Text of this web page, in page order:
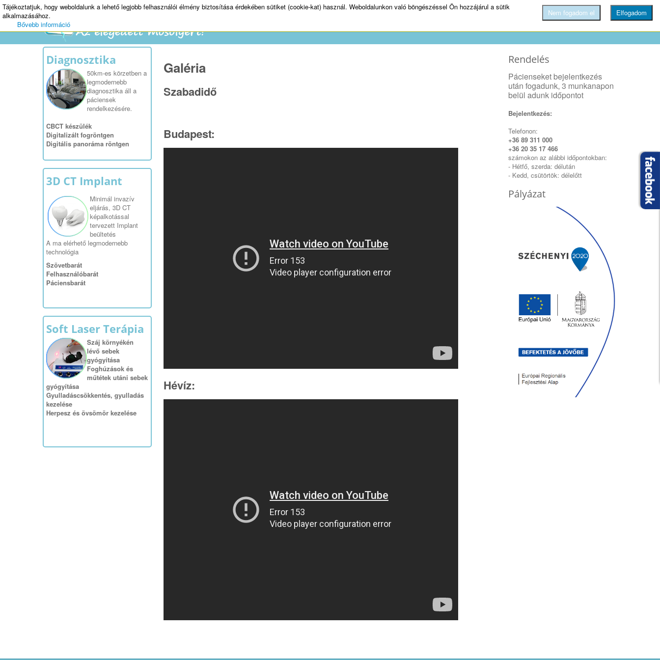
Galéria Kapcsolat
Diagnosztika
50km-es körzetben a
legmodernebb
diagnosztika áll a
páciensek
rendelkezésére.
CBCT készülék
Digitalizált fogröntgen
Digitális panoráma röntgen
3D CT Implant
Minimál invazív
eljárás, 3D CT
képalkotással
tervezett Implant
beültetés
A ma elérhető legmodernebb
technológia
Szövetbarát
Felhasználóbarát
Páciensbarát
Soft Laser Terápia
Száj környékén
lévő sebek
gyógyítása
Foghúzások és
műtétek utáni sebek
gyógyítása
Gyulladáscsökkentés, gyulladás
kezelése
Herpesz és övsömör kezelése
Galéria
Szabadidő
Budapest:
Hévíz:
Rendelés
Pácienseket bejelentkezés
után fogadunk, 3 munkanapon
belül adunk időpontot
Bejelentkezés:
Telefonon:
+36 89 311 000
+36 20 35 17 466
számokon az alábbi időpontokban:
- Hétfő, szerda: délután
- Kedd, csütörtök: délelőtt
Pályázat
Elfogadom
Nem fogadom el
Tájékoztatjuk, hogy weboldalunk a lehető legjobb felhasználói élmény biztosítása érdekében sütiket (cookie-kat) használ. Weboldalunkon való böngészéssel Ön hozzájárul a sütik
alkalmazásához.
Bővebb információ